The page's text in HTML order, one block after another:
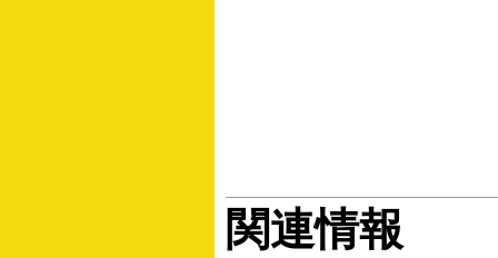
関連情報